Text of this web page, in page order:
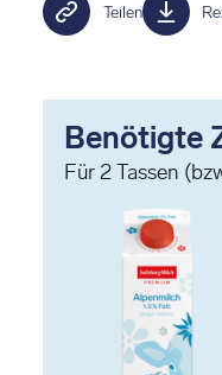
Teilen
Benötigte
Für2Tassen